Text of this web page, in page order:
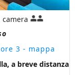
camera
3 - mappa
a breve distanza